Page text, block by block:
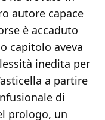
autore capace
è accaduto
capitolo aveva
inedita per
a partire
di
prologo, un